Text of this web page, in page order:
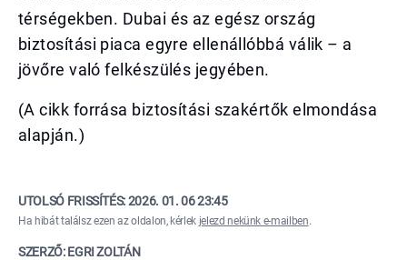
térségekben. Dubai és az egész ország
biztosítási piaca egyre ellenállóbbá válik – a
jövőre való felkészülés jegyében.
(A cikk forrása biztosítási szakértők elmondása
alapján.)
UTOLSÓ FRISSÍTÉS:2026. 01. 06 23:45
Ha hibát találsz ezen az oldalon, kérlek jelezd nekünk e-mailben.
SZERZŐ: EGRI ZOLTÁN